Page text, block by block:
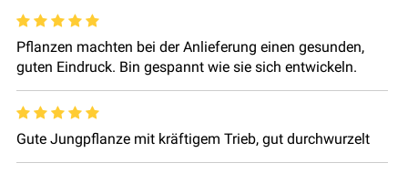
Pflanzen machten bei der Anlieferung einen gesunden,
guten Eindruck. Bin gespannt wie sie sich entwickeln.
Gute Jungpflanze mit kräftigem Trieb, gut durchwurzelt